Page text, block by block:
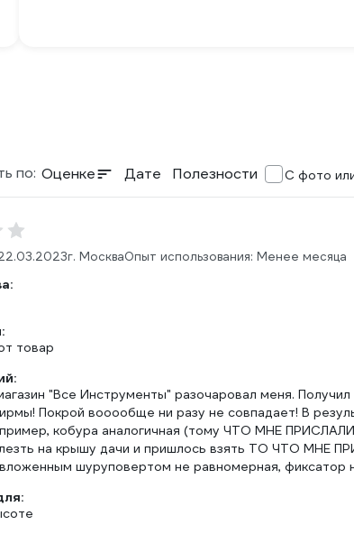
по: Оценке Дате Полезности С фото
г. МоскваОпыт использования: Менее месяца
товар
"Все Инструменты" разочаровал меня.
Покрой вооообще ни разу не совпадает! В
кобура аналогичная (тому ЧТО МНЕ
на крышу дачи и пришлось взять ТО ЧТО МНЕ
шуруповертом не равномерная, фиксатор